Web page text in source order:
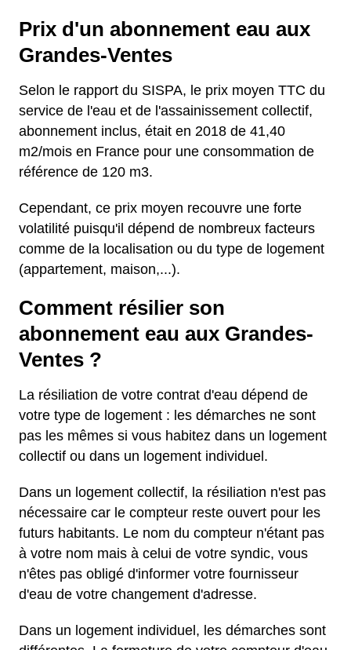
Prix d'un abonnement eau aux
Grandes-Ventes
Selon le rapport du SISPA, le prix moyen TTC du
service de l'eau et de l'assainissement collectif,
abonnement inclus, était en 2018 de 41,40
m2/mois en France pour une consommation de
référence de 120 m3.
Cependant, ce prix moyen recouvre une forte
volatilité puisqu'il dépend de nombreux facteurs
comme de la localisation ou du type de logement
(appartement, maison,...).
Comment résilier son
abonnement eau aux Grandes-
Ventes ?
La résiliation de votre contrat d'eau dépend de
votre type de logement : les démarches ne sont
pas les mêmes si vous habitez dans un logement
collectif ou dans un logement individuel.
Dans un logement collectif, la résiliation n'est pas
nécessaire car le compteur reste ouvert pour les
futurs habitants. Le nom du compteur n'étant pas
à votre nom mais à celui de votre syndic, vous
n'êtes pas obligé d'informer votre fournisseur
d'eau de votre changement d'adresse.
Dans un logement individuel, les démarches sont